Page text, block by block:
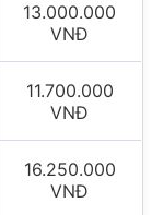
13.000.000
VNĐ
11.700.000
VNĐ
16.250.000
VNĐ